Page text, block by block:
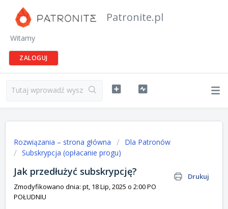
Patronite.pl
Witamy
ZALOGUJ
Rozwiązania – strona główna
Dla Patronów
Subskrypcja (opłacanie progu)
Jak przedłużyć subskrypcję?
Drukuj
Zmodyfikowano dnia: pt, 18 Lip, 2025 o 2:00 PO
POŁUDNIU